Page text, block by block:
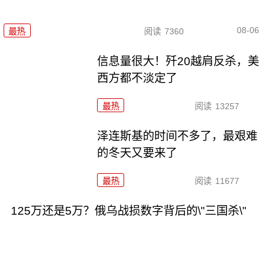
最热 阅读 7360 08-06
信息量很大！歼20越肩反杀，美
西方都不淡定了
最热 阅读 13257
泽连斯基的时间不多了，最艰难
的冬天又要来了
最热 阅读 11677
125万还是5万？俄乌战损数字背后的\"三国杀\"